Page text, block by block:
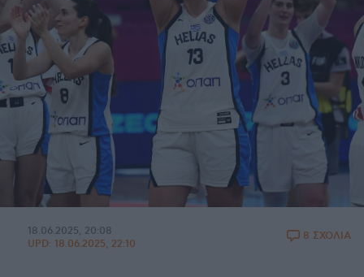
18.06.2025, 20:08
UPD: 18.06.2025, 22:10
8 ΣΧΟΛΙΑ